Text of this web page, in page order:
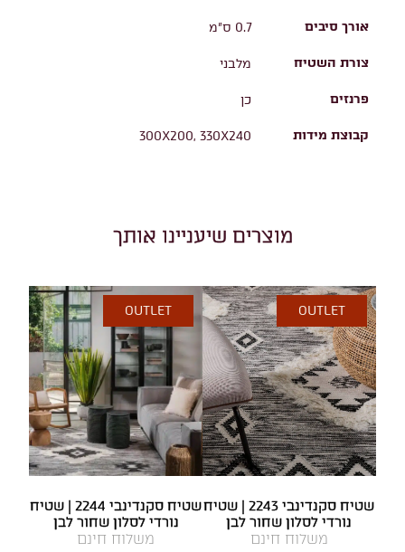
אורך סיבים 0.7 ס"מ
צורת השטיח מלבני
פרנזים כן
קבוצת מידות 300X200, 330X240
מוצרים שיעניינו אותך
OUTLET
שטיח סקנדינבי 2243 | שטיח
נורדי לסלון שחור לבן
משלוח חינם
OUTLET
שטיח סקנדינבי 2244 | שטיח
נורדי לסלון שחור לבן
משלוח חינם